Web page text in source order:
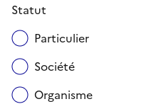
Statut
Particulier
Société
Organisme